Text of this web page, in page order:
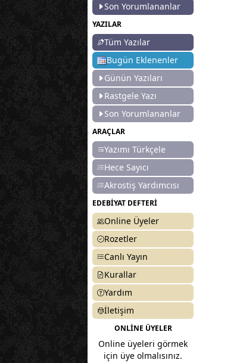
Son Yorumlananlar
YAZILAR
Tüm Yazılar
Bugün Eklenenler
Günün Yazıları
Rastgele Yazı
Son Yorumlananlar
ARAÇLAR
Yazımı Türkçele
Hece Sayıcı
Akrostiş Yardımcısı
EDEBİYAT DEFTERİ
Online Üyeler
Rozetler
Canlı Yayın
Kurallar
Yardım
İletişim
ONLİNE ÜYELER
Online üyeleri görmek
için üye olmalısınız.